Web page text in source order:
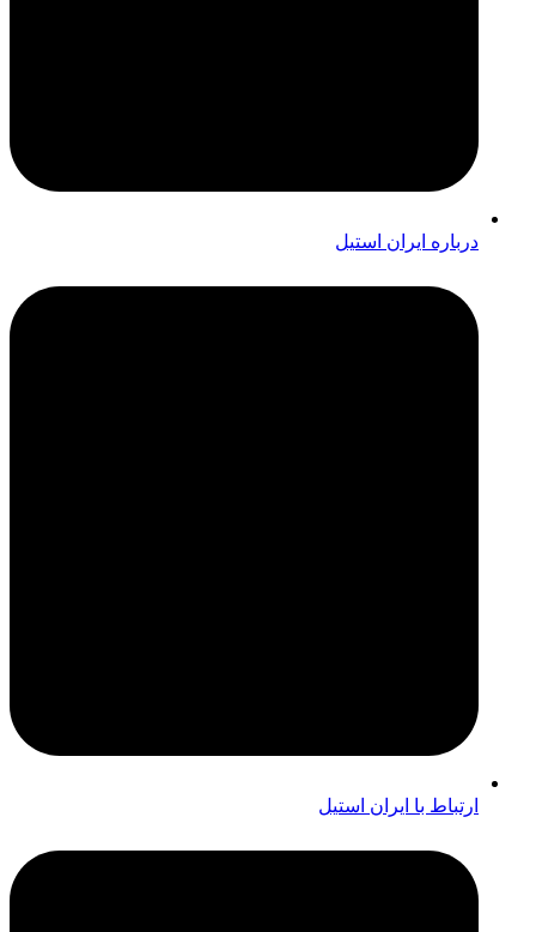
درباره ایران استیل
ارتباط با ایران استیل